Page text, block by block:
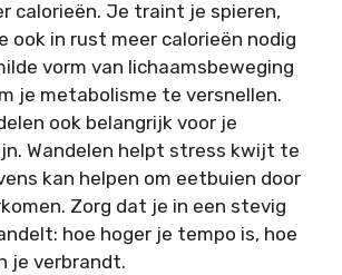
calorieën. Je traint je spieren,
ook in rust meer calorieën nodig
vorm van lichaamsbeweging
je metabolisme te versnellen.
ook belangrijk voor je
Wandelen helpt stress kwijt te
kan helpen om eetbuien door
Zorg dat je in een stevig
hoe hoger je tempo is, hoe
je verbrandt.